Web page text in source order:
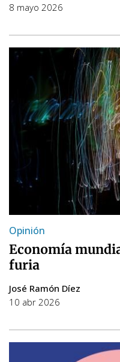
8 mayo 2026
Opinión
Economía
furia
José Ramón Díez
10 abr 2026